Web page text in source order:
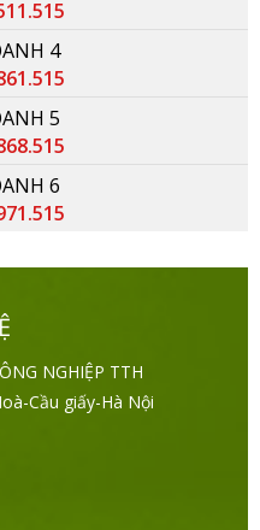
4
5
6
NGHIỆP TTH
Cầu giấy-Hà Nội